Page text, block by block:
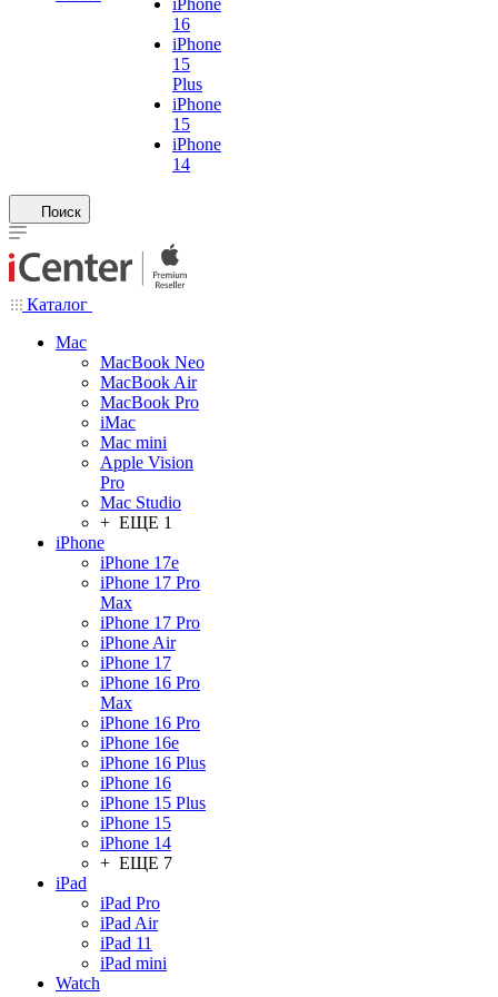
iPhone
16
iPhone
15
Plus
iPhone
15
iPhone
14
Поиск
Каталог
Mac
MacBook Neo
MacBook Air
MacBook Pro
iMac
Mac mini
Apple Vision
Pro
Mac Studio
+ ЕЩЕ 1
iPhone
iPhone 17e
iPhone 17 Pro
Max
iPhone 17 Pro
iPhone Air
iPhone 17
iPhone 16 Pro
Max
iPhone 16 Pro
iPhone 16e
iPhone 16 Plus
iPhone 16
iPhone 15 Plus
iPhone 15
iPhone 14
+ ЕЩЕ 7
iPad
iPad Pro
iPad Air
iPad 11
iPad mini
Watch